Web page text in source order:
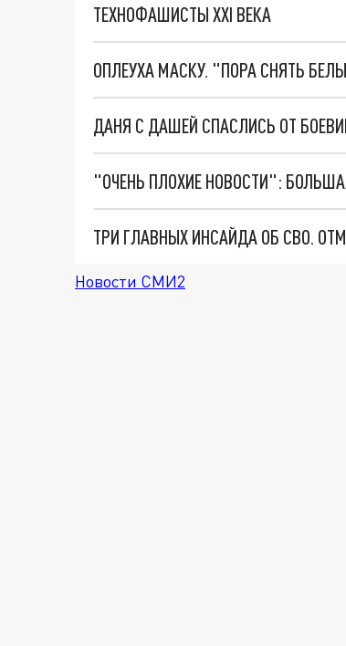
ТЕХНОФАШИСТЫ XXI ВЕКА
ОПЛЕУХА МАСКУ. "ПОРА СНЯТЬ
ДАНЯ С ДАШЕЙ СПАСЛИСЬ ОТ
Новости СМИ2